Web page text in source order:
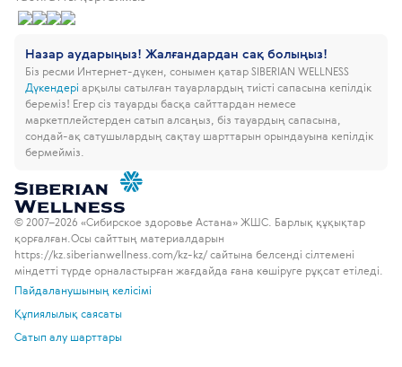
Назар аударыңыз! Жалғандардан сақ болыңыз!
Біз ресми Интернет-дүкен, сонымен қатар SIBERIAN WELLNESS
Дүкендері арқылы сатылған тауарлардың тиісті сапасына кепілдік
береміз! Егер сіз тауарды басқа сайттардан немесе
маркетплейстерден сатып алсаңыз, біз тауардың сапасына,
сондай-ақ сатушылардың сақтау шарттарын орындауына кепілдік
бермейміз.
© 2007–2026 «Сибирское здоровье Астана» ЖШС. Барлық құқықтар
қорғалған. Осы сайттың материалдарын
https://kz.siberianwellness.com/kz-kz/ сайтына белсенді сілтемені
міндетті түрде орналастырған жағдайда ғана көшіруге рұқсат етіледі.
Пайдаланушының келісімі
Құпиялылық саясаты
Сатып алу шарттары